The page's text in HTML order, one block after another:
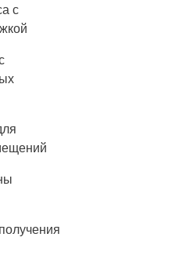
с